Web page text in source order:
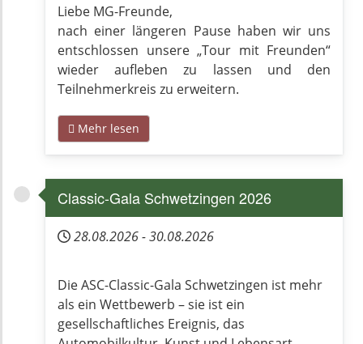
Liebe MG-Freunde,
nach einer längeren Pause haben wir uns
entschlossen unsere „Tour mit Freunden“
wieder aufleben zu lassen und den
Teilnehmerkreis zu erweitern.
Mehr lesen
Classic-Gala Schwetzingen 2026
28.08.2026-30.08.2026
Die ASC-Classic-Gala Schwetzingen ist mehr
als ein Wettbewerb – sie ist ein
gesellschaftliches Ereignis, das